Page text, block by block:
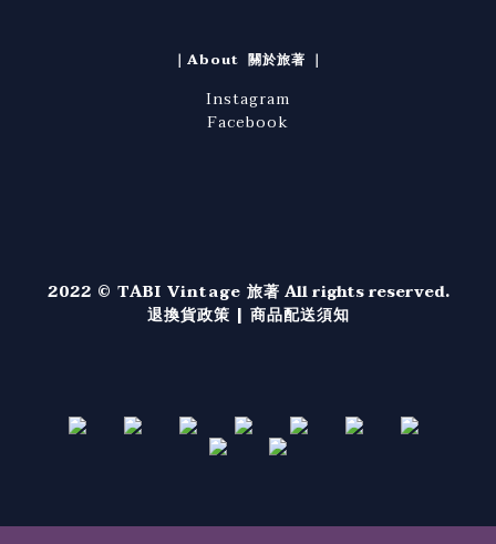
｜About 關於旅著 ｜
Instagram
Facebook
2022 © TABI Vintage 旅著 All rights reserved.
退換貨政策 | 商品配送須知